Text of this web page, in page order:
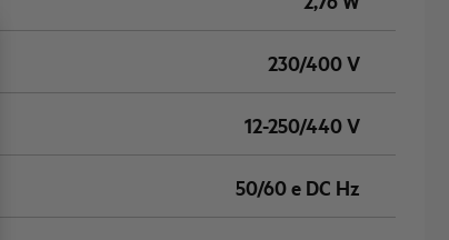
230/400 V
12-250/440 V
50/60 e DC Hz